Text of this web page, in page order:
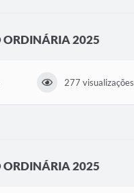
ORDINÁRIA 2025
277 visualizações
ORDINÁRIA 2025